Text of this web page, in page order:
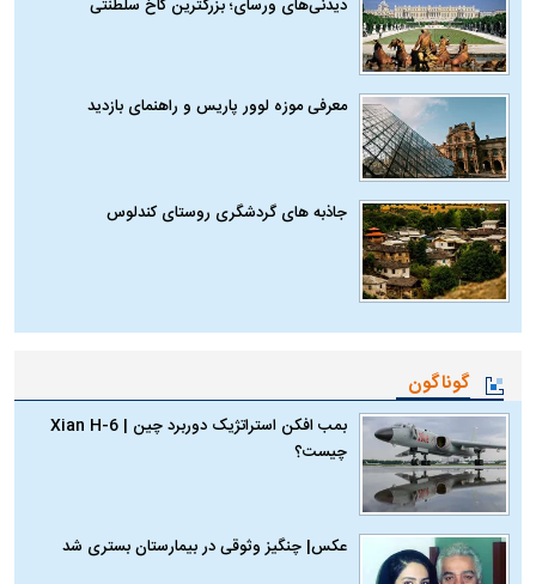
دیدنی‌های ورسای؛ بزرگترین کاخ سلطنتی
معرفی موزه لوور پاریس و راهنمای بازدید
جاذبه های گردشگری روستای کندلوس
گوناگون
بمب افکن استراتژیک دوربرد چین | Xian H-6
چیست؟
عکس| چنگیز وثوقی در بیمارستان بستری شد